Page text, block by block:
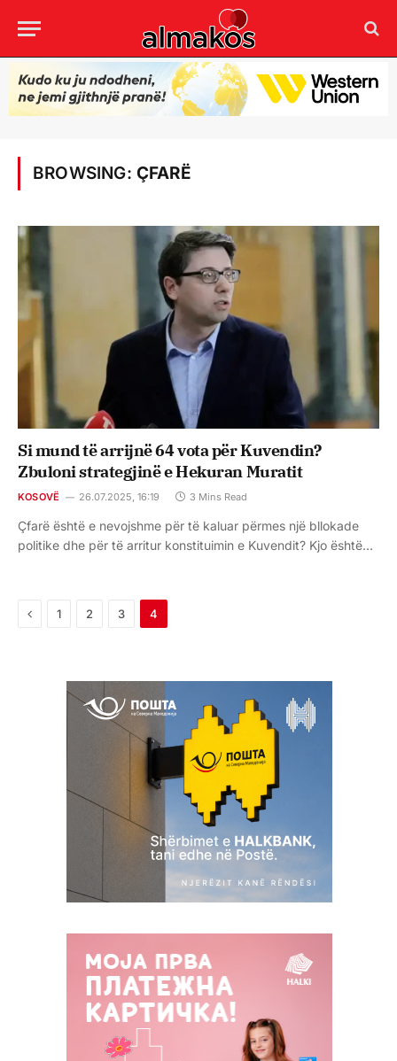
BROWSING: ÇFARË
Si mund të arrijnë 64 vota për Kuvendin?
Zbuloni strategjinë e Hekuran Muratit
KOSOVË 26.07.2025, 16:19 3 Mins Read
Çfarë është e nevojshme për të kaluar përmes një bllokade
politike dhe për të arritur konstituimin e Kuvendit? Kjo është…
Previous
1 2 3 4